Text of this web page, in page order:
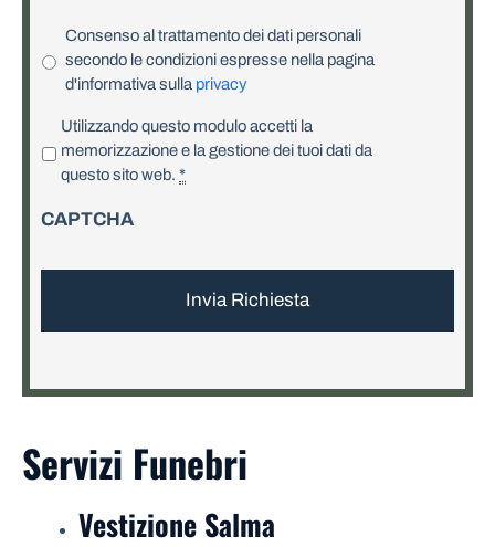
Consenso al trattamento dei dati personali
secondo le condizioni espresse nella pagina
d'informativa sulla privacy
r
a
y
Utilizzando questo modulo accetti la
memorizzazione e la gestione dei tuoi dati da
questo sito web. *
CAPTCHA
Servizi Funebri
Vestizione Salma